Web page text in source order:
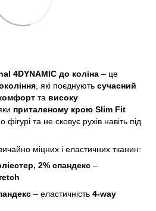
4DYNAMIC до коліна – це
, які поєднують сучасний
та високу
приталеному крою Slim Fit
та не сковує рухів навіть під
міцних і еластичних тканин:
2% спандекс –
– еластичність 4-way